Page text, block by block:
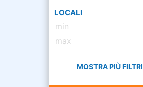
LOCALI
MOSTRA PIÙ FILTRI